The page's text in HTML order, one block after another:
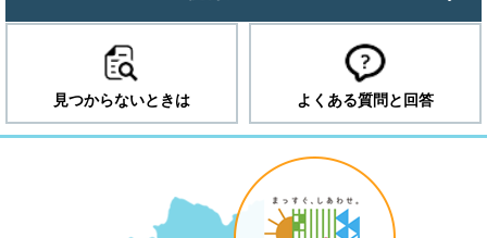
見つからないときは よくある質問と回答